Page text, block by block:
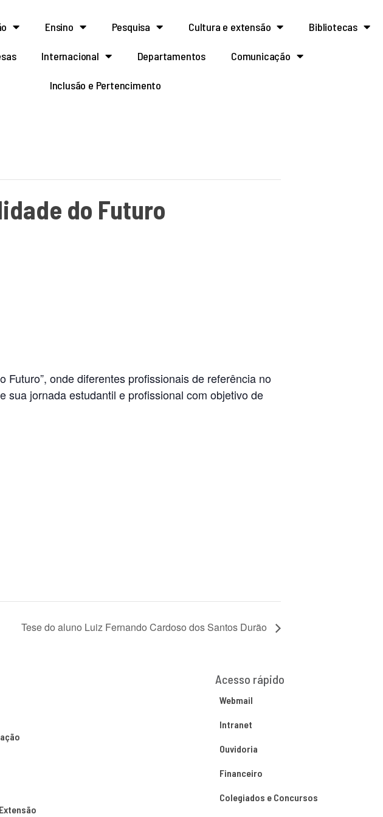
Ensino Pesquisa Cultura e extensão Bibliotecas
Internacional Departamentos Comunicação
Inclusão e Pertencimento
do Futuro
onde diferentes profissionais de referência no
sua jornada estudantil e profissional com objetivo de
Tese do aluno Luiz Fernando Cardoso dos Santos Durão
Acesso rápido
Webmail
Intranet
Ouvidoria
Financeiro
Colegiados e Concursos